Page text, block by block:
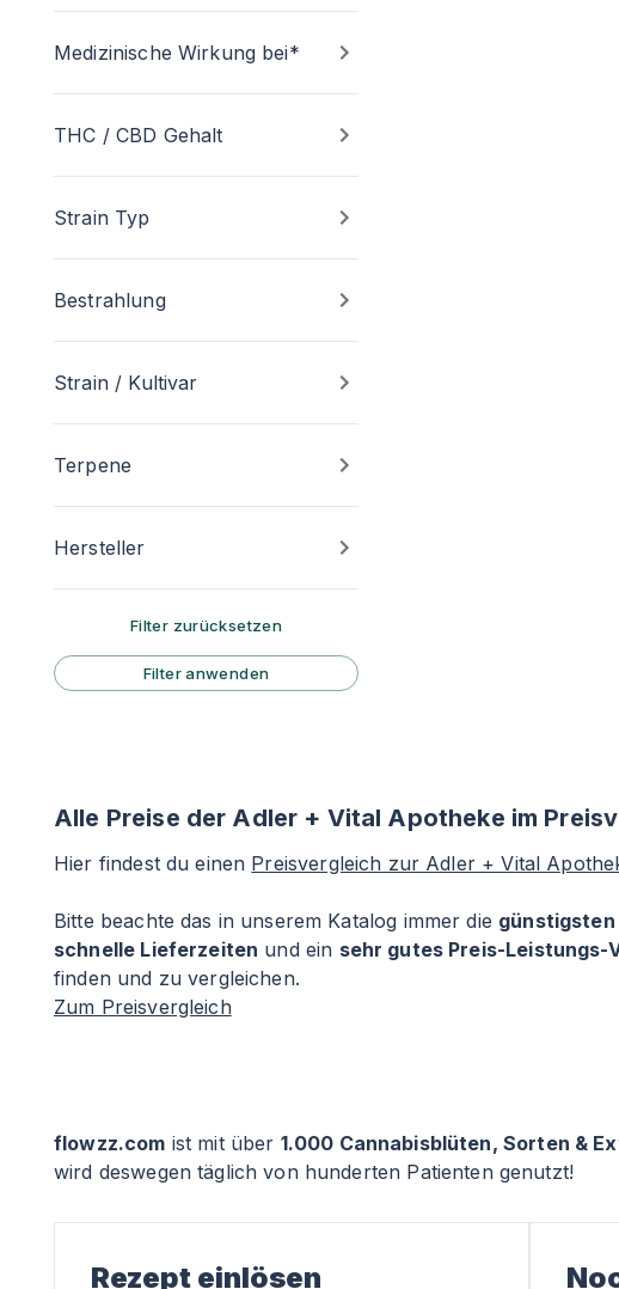
Medizinische Wirkung bei*
THC / CBD Gehalt
Strain Typ
Bestrahlung
Strain / Kultivar
Terpene
Hersteller
Filter zurücksetzen
Filter anwenden
Alle Preise der Adler + Vital Apotheke im
Hier findest du einen Preisvergleich zur Adler + Vital
Bitte beachte das in unserem Katalog immer die günstigsten
schnelle Lieferzeiten und ein sehr gutes Preis-Leistungs-
finden und zu vergleichen.
Zum Preisvergleich
flowzz.com ist mit über 1.000 Cannabisblüten, Sorten &
wird deswegen täglich von hunderten Patienten genutzt!
Rezept einlösen